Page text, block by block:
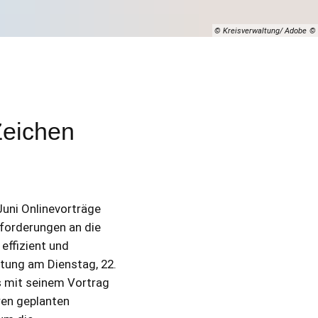
© Kreisverwaltung/ Adobe
Onlinevorträge
an die
und
am Dienstag, 22.
mit seinem Vortrag
geplanten